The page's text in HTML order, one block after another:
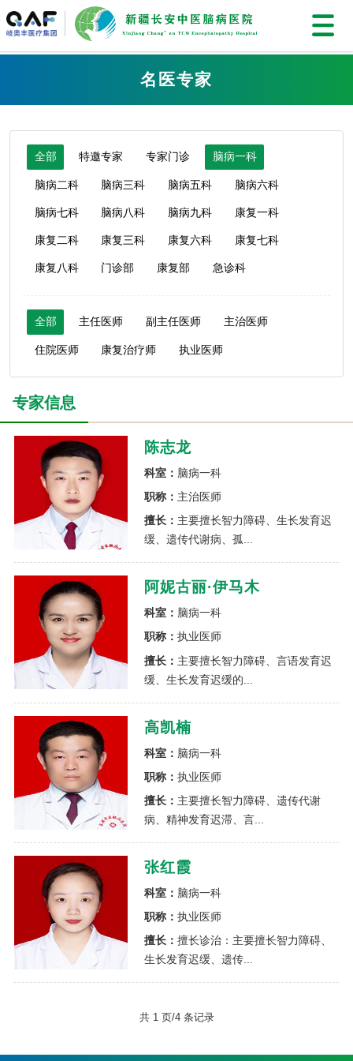
名医专家
全部 特邀专家 专家门诊 脑病一科
脑病二科 脑病三科 脑病五科 脑病六科
脑病七科 脑病八科 脑病九科 康复一科
康复二科 康复三科 康复六科 康复七科
康复八科 门诊部 康复部 急诊科
全部 主任医师 副主任医师 主治医师
住院医师 康复治疗师 执业医师
专家信息
陈志龙
科室： 脑病一科
职称： 主治医师
擅长： 主要擅长智力障碍、生长发育迟
缓、遗传代谢病、孤...
阿妮古丽·伊马木
科室： 脑病一科
职称： 执业医师
擅长： 主要擅长智力障碍、言语发育迟
缓、生长发育迟缓的...
高凯楠
科室： 脑病一科
职称： 执业医师
擅长： 主要擅长智力障碍、遗传代谢
病、精神发育迟滞、言...
张红霞
科室： 脑病一科
职称： 执业医师
擅长： 擅长诊治：主要擅长智力障碍、
生长发育迟缓、遗传...
共 1 页/4 条记录